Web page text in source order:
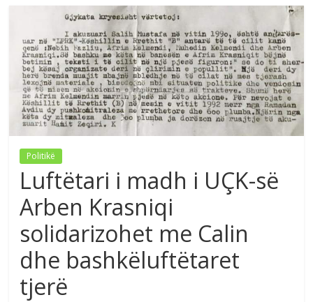
Politikë
Luftëtari i madh i UÇK-së
Arben Krasniqi
solidarizohet me Calin
dhe bashkëluftëtaret
tjerë